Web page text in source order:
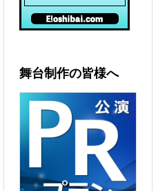
舞台制作の皆様へ